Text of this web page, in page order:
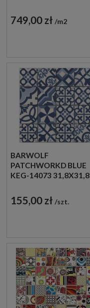
749,00 zł m2
BARWOLF
PATCHWORKD BLUE
KEG-14073 31,8X31,8
PATCHWORKOWA
155,00 zł szt.